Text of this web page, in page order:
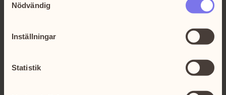
Nödvändig
Inställningar
Statistik